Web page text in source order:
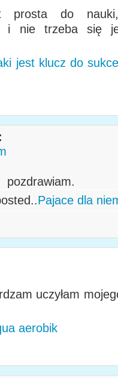
prosta do
i nie trzeba się
jest klucz do
pozdrawiam.
Pajace dla
uczyłam
aerobik